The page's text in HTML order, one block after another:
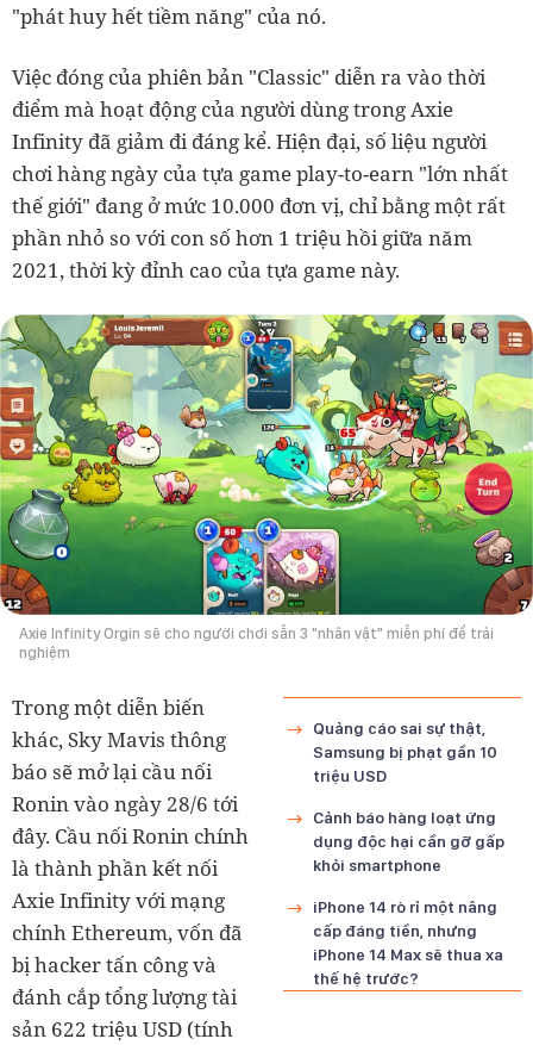
"phát huy hết tiềm năng" của nó.
Việc đóng của phiên bản "Classic" diễn ra vào thời
điểm mà hoạt động của người dùng trong Axie
Infinity đã giảm đi đáng kể. Hiện đại, số liệu người
chơi hàng ngày của tựa game play-to-earn "lớn nhất
thế giới" đang ở mức 10.000 đơn vị, chỉ bằng một rất
phần nhỏ so với con số hơn 1 triệu hồi giữa năm
2021, thời kỳ đỉnh cao của tựa game này.
Axie Infinity Orgin sẽ cho người chơi sẵn 3 "nhân vật" miễn phí để trải
nghiệm
Quảng cáo sai sự thật,
Samsung bị phạt gần 10
triệu USD
Cảnh báo hàng loạt ứng
dụng độc hại cần gỡ gấp
khỏi smartphone
iPhone 14 rò rỉ một nâng
cấp đáng tiền, nhưng
iPhone 14 Max sẽ thua xa
thế hệ trước?
Trong một diễn biến
khác, Sky Mavis thông
báo sẽ mở lại cầu nối
Ronin vào ngày 28/6 tới
đây. Cầu nối Ronin chính
là thành phần kết nối
Axie Infinity với mạng
chính Ethereum, vốn đã
bị hacker tấn công và
đánh cắp tổng lượng tài
sản 622 triệu USD (tính